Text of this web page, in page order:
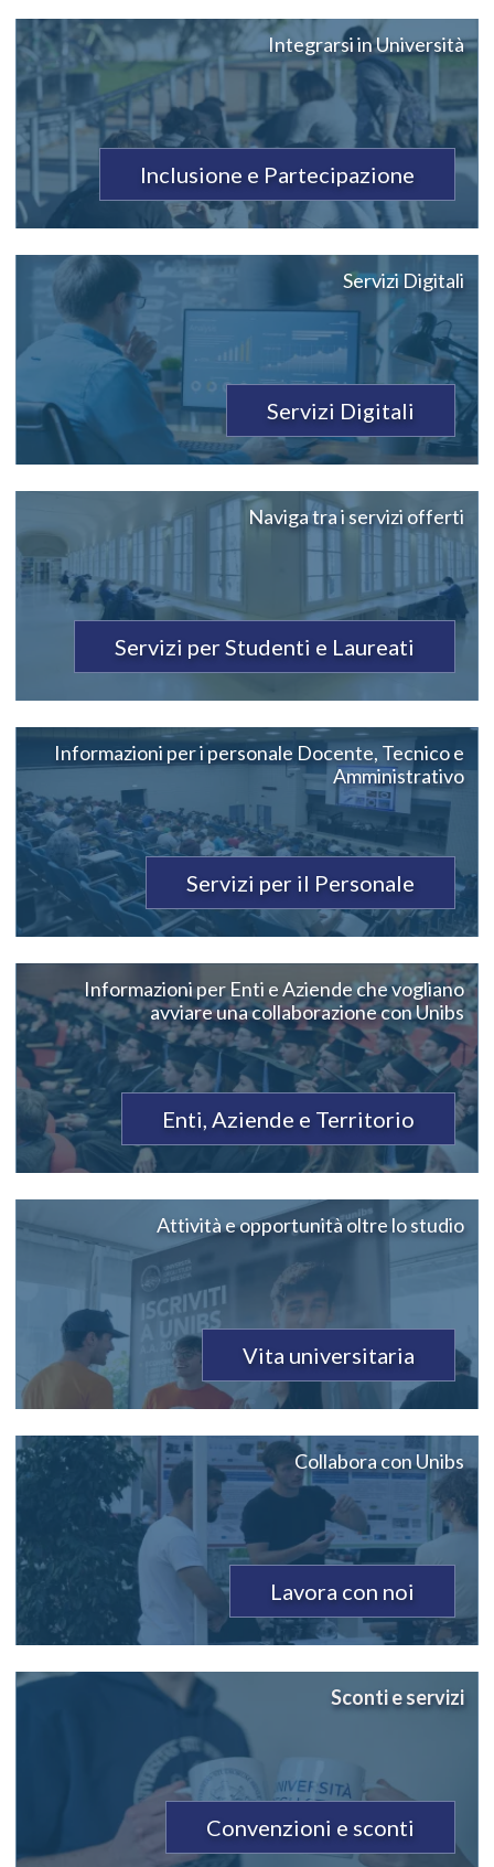
Integrarsi in Università
Inclusione e Partecipazione
Servizi Digitali
Servizi Digitali
Naviga tra i servizi offerti
Servizi per Studenti e Laureati
Informazioni per i personale Docente, Tecnico e
Amministrativo
Servizi per il Personale
Informazioni per Enti e Aziende che vogliano
avviare una collaborazione con Unibs
Enti, Aziende e Territorio
Attività e opportunità oltre lo studio
Vita universitaria
Collabora con Unibs
Lavora con noi
Sconti e servizi
Convenzioni e sconti